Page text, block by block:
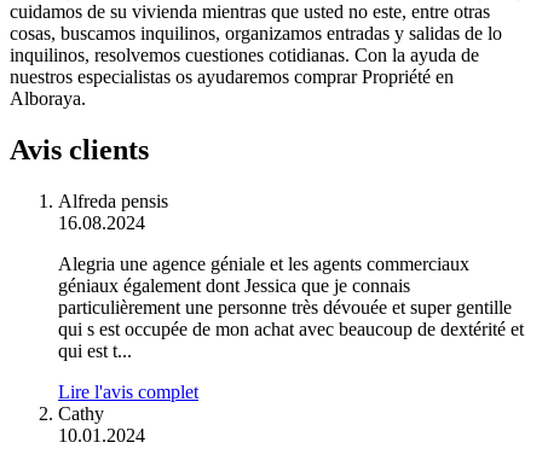
cuidamos de su vivienda mientras que usted no este, entre otras
cosas, buscamos inquilinos, organizamos entradas y salidas de lo
inquilinos, resolvemos cuestiones cotidianas. Con la ayuda de
nuestros especialistas os ayudaremos comprar Propriété en
Alboraya.
Avis clients
Alfreda pensis
16.08.2024
Alegria une agence géniale et les agents commerciaux
géniaux également dont Jessica que je connais
particulièrement une personne très dévouée et super gentille
qui s est occupée de mon achat avec beaucoup de dextérité et
qui est t...
Lire l'avis complet
Cathy
10.01.2024